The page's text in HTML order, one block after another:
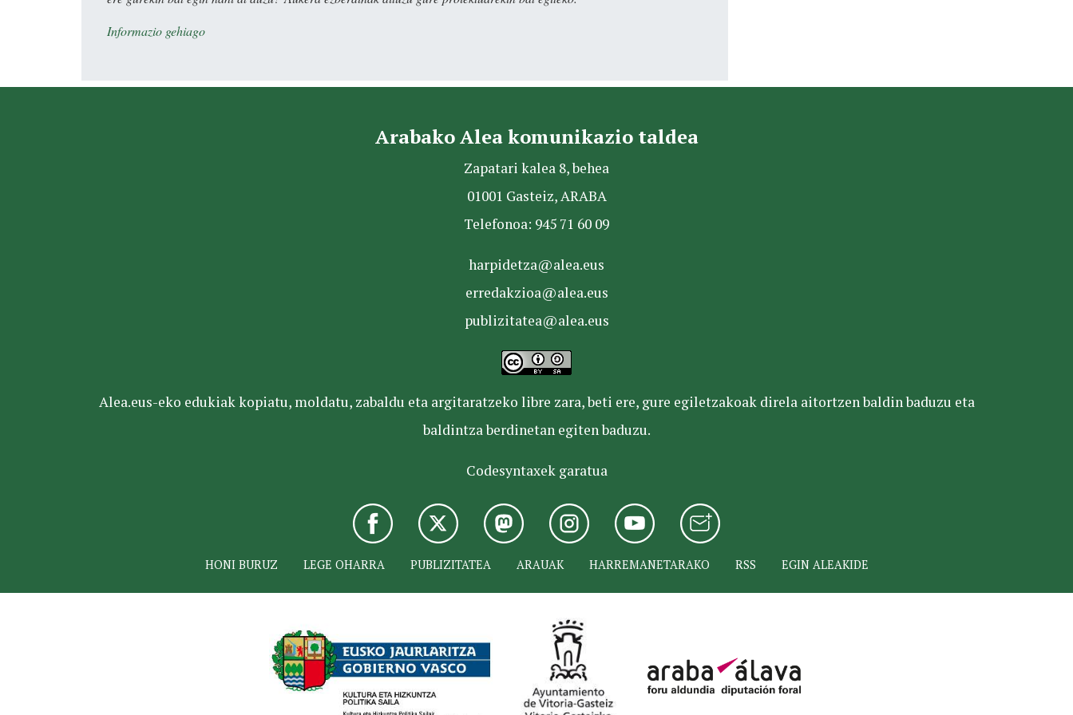
Informazio gehiago
Arabako Alea komunikazio taldea
Zapatari kalea 8, behea
01001 Gasteiz, ARABA
Telefonoa: 945 71 60 09
harpidetza@alea.eus
erredakzioa@alea.eus
publizitatea@alea.eus
Alea.eus-eko edukiak kopiatu, moldatu, zabaldu eta argitaratzeko libre zara, beti ere, gure egiletzakoak direla aitortzen baldin baduzu eta
baldintza berdinetan egiten baduzu.
Codesyntaxek garatua
HONI BURUZ LEGE OHARRA PUBLIZITATEA ARAUAK HARREMANETARAKO RSS EGIN ALEAKIDE